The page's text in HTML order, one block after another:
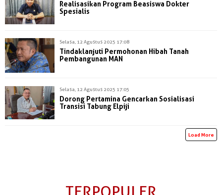
Realisasikan Program Beasiswa Dokter
Spesialis
Selasa, 12 Agustus 2025 17:08
Tindaklanjuti Permohonan Hibah Tanah
Pembangunan MAN
Selasa, 12 Agustus 2025 17:05
Dorong Pertamina Gencarkan Sosialisasi
Transisi Tabung Elpiji
Load More